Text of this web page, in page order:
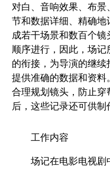
对白、音响效果、布
节和数据详细、精确地
成若干场景和数百个
顺序进行，因此，场
的衔接，为导演的继
提供准确的数据和资
合理规划镜头，防止
后，这些记录还可供制
工作内容
场记在电影电视剧